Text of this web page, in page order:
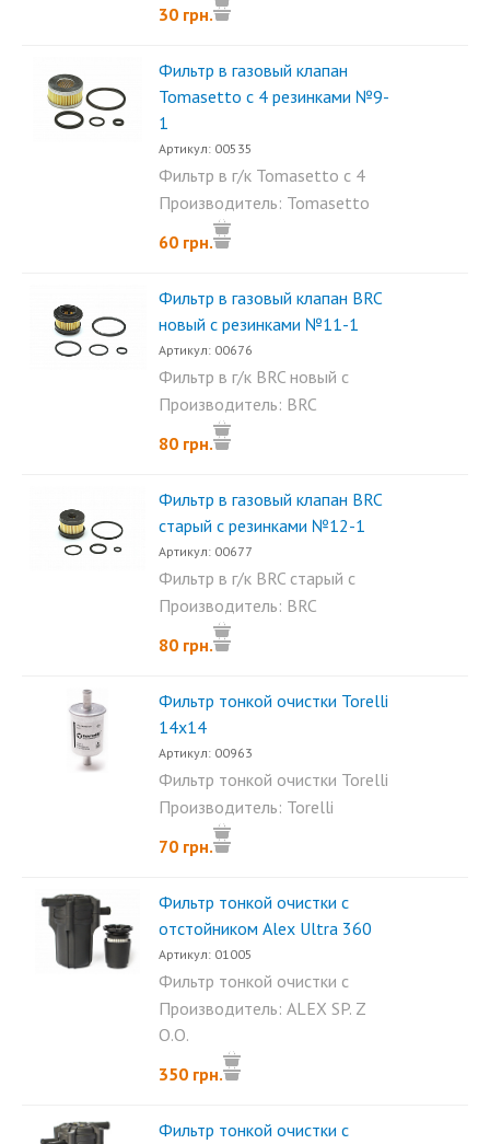
30 грн.
Фильтр в газовый клапан
Tomasetto с 4 резинками №9-
1
Артикул: 00535
Фильтр в г/к Tomasetto с 4
резинками...
Производитель: Tomasetto
60 грн.
Фильтр в газовый клапан BRC
новый с резинками №11-1
Артикул: 00676
Фильтр в г/к BRC новый с
резинками - фильтр...
Производитель: BRC
80 грн.
Фильтр в газовый клапан BRC
старый с резинками №12-1
Артикул: 00677
Фильтр в г/к BRC старый с
резинками...
Производитель: BRC
80 грн.
Фильтр тонкой очистки Torelli
14х14
Артикул: 00963
Фильтр тонкой очистки Torelli
14х14. Имеет 1 вход 1...
Производитель: Torelli
70 грн.
Фильтр тонкой очистки с
отстойником Аlex Ultra 360
Артикул: 01005
Фильтр тонкой очистки с
отстойником Аlex Ultra 360...
Производитель: ALEX SP. Z
O.O.
350 грн.
Фильтр тонкой очистки с